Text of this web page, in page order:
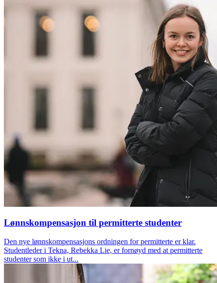
Lønnskompensasjon til permitterte studenter
Den nye lønnskompensasjons ordningen for permitterte er klar.
Studentleder i Tekna, Rebekka Lie, er fornøyd med at permitterte
studenter som ikke i ut...